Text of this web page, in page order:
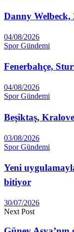
Danny Welbeck,
04/08/2026
Spor Gündemi
Fenerbahçe,
04/08/2026
Spor Gündemi
Beşiktaş,
03/08/2026
Spor Gündemi
Yeni
bitiyor
30/07/2026
Next Post